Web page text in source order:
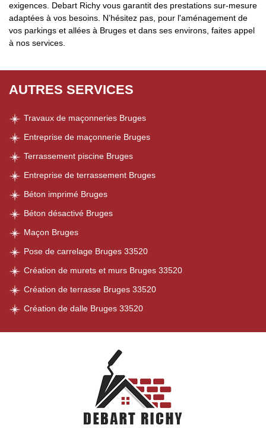
exigences. Debart Richy vous garantit des prestations sur-mesure
adaptées à vos besoins. N’hésitez pas, pour l'aménagement de
vos parkings et allées à Bruges et dans ses environs, faites appel
à nos services.
AUTRES SERVICES
Travaux de maçonneries Bruges
Entreprise de maçonnerie Bruges
Terrassement piscine Bruges
Entreprise de terrassement Bruges
Béton imprimé Bruges
Béton désactivé Bruges
Maçon Bruges
Pose de carrelage Bruges 33520
Création de murets et murs Bruges 33520
Création de terrasse Bruges 33520
Création de dalle Bruges 33520